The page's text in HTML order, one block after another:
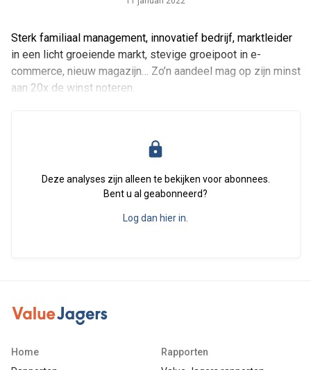
Sterk familiaal management, innovatief bedrijf, marktleider
in een licht groeiende markt, stevige groeipoot in e-
commerce, nieuw magazijn… Zo’n aandeel mag op zijn minst
aan 20x de winst noteren.
Deze analyses zijn alleen te bekijken voor abonnees.
Bent u al geabonneerd?
Log dan hier in.
Home
Rapporten